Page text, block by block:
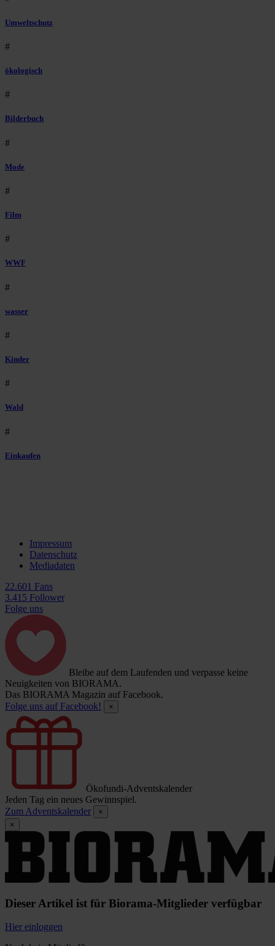
Umweltschutz
#
ökologisch
#
Bilderbuch
#
Mode
#
Film
#
WWF
#
wasser
#
Kinder
#
Wald
#
Einkaufen
Impressum
Datenschutz
Mediadaten
22.601 Fans
3.415 Follower
Folge uns
Bleibe auf dem Laufenden und verpasse keine
Neuigkeiten von BIORAMA.
Das BIORAMA Magazin auf Facebook.
Folge uns auf Facebook!
×
Ökofundi-Adventskalender
Jeden Tag ein neues Gewinnspiel.
Zum Adventskalender
×
×
Dieser Artikel ist für Biorama-Mitglieder verfügbar
Hier einloggen